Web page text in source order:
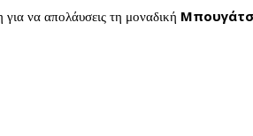
για να απολάυσεις τη μοναδική